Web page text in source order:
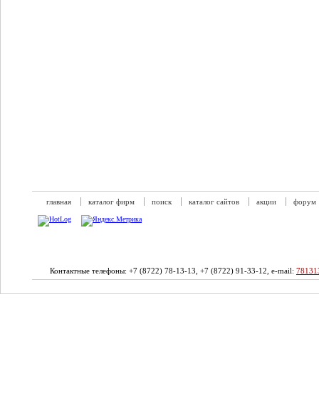
главная каталог фирм поиск каталог сайтов акции форум
Контактные телефоны: +7 (8722) 78-13-13, +7 (8722) 91-33-12, e-mail: